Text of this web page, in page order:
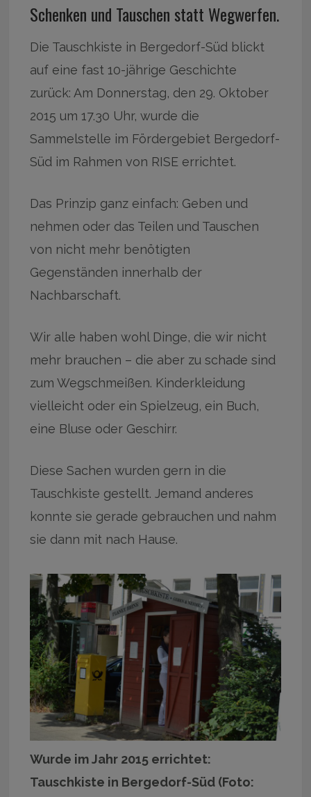
Schenken und Tauschen statt Wegwerfen.
Die Tauschkiste in Bergedorf-Süd blickt
auf eine fast 10-jährige Geschichte
zurück: Am Donnerstag, den 29. Oktober
2015 um 17.30 Uhr, wurde die
Sammelstelle im Fördergebiet Bergedorf-
Süd im Rahmen von RISE errichtet.
Das Prinzip ganz einfach: Geben und
nehmen oder das Teilen und Tauschen
von nicht mehr benötigten
Gegenständen innerhalb der
Nachbarschaft.
Wir alle haben wohl Dinge, die wir nicht
mehr brauchen – die aber zu schade sind
zum Wegschmeißen. Kinderkleidung
vielleicht oder ein Spielzeug, ein Buch,
eine Bluse oder Geschirr.
Diese Sachen wurden gern in die
Tauschkiste gestellt. Jemand anderes
konnte sie gerade gebrauchen und nahm
sie dann mit nach Hause.
Wurde im Jahr 2015 errichtet:
Tauschkiste in Bergedorf-Süd (Foto: